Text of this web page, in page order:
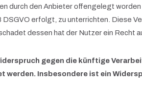
durch den Anbieter offengelegt
erfolgt, zu unterrichten. Diese
dessen hat der Nutzer ein Recht
gegen die künftige
werden. Insbesondere ist ein